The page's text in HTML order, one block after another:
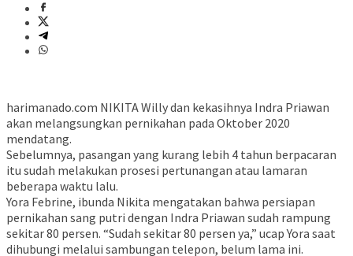
harimanado.com NIKITA Willy dan kekasihnya Indra Priawan
akan melangsungkan pernikahan pada Oktober 2020
mendatang.
Sebelumnya, pasangan yang kurang lebih 4 tahun berpacaran
itu sudah melakukan prosesi pertunangan atau lamaran
beberapa waktu lalu.
Yora Febrine, ibunda Nikita mengatakan bahwa persiapan
pernikahan sang putri dengan Indra Priawan sudah rampung
sekitar 80 persen. “Sudah sekitar 80 persen ya,” ucap Yora saat
dihubungi melalui sambungan telepon, belum lama ini.